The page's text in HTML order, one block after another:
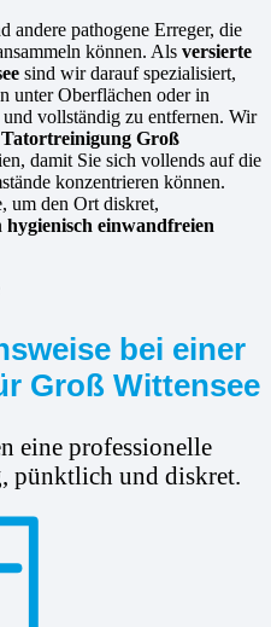
andere pathogene Erreger, die
können. Als versierte
sind wir darauf spezialisiert,
unter Oberflächen oder in
vollständig zu entfernen. Wir
Tatortreinigung Groß
damit Sie sich vollends auf die
konzentrieren können.
um den Ort diskret,
hygienisch einwandfreien
bei einer
Groß Wittensee
eine professionelle
pünktlich und diskret.